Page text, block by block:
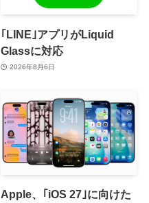
｢LINE｣アプリがLiquid
Glassに対応
2026年8月6日
Apple、｢iOS 27｣に向けた